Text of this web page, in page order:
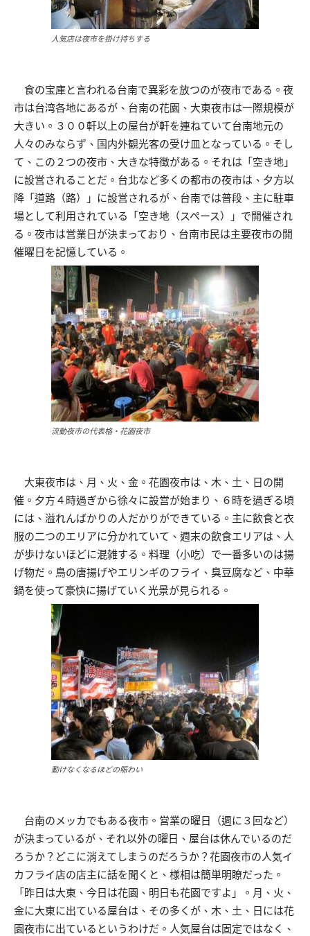
人気店は夜市を掛け持ちする
食の宝庫と言われる台南で異彩を放つのが夜市である。夜
市は台湾各地にあるが、台南の花園、大東夜市は一際規模が
大きい。３００軒以上の屋台が軒を連ねていて台南地元の
人々のみならず、国内外観光客の受け皿となっている。そし
て、この２つの夜市、大きな特徴がある。それは「空き地」
に設営されることだ。台北など多くの都市の夜市は、夕方以
降「道路（路）」に設営されるが、台南では普段、主に駐車
場として利用されている「空き地（スペース）」で開催され
る。夜市は営業日が決まっており、台南市民は主要夜市の開
催曜日を記憶している。
流動夜市の代表格・花園夜市
大東夜市は、月、火、金。花園夜市は、木、土、日の開
催。夕方４時過ぎから徐々に設営が始まり、６時を過ぎる頃
には、溢れんばかりの人だかりができている。主に飲食と衣
服の二つのエリアに分かれていて、週末の飲食エリアは、人
が歩けないほどに混雑する。料理（小吃）で一番多いのは揚
げ物だ。鳥の唐揚げやエリンギのフライ、臭豆腐など、中華
鍋を使って豪快に揚げていく光景が見られる。
動けなくなるほどの賑わい
台南のメッカでもある夜市。営業の曜日（週に３回など）
が決まっているが、それ以外の曜日、屋台は休んでいるのだ
ろうか？どこに消えてしまうのだろうか？花園夜市の人気イ
カフライ店の店主に話を聞くと、様相は簡単明瞭だった。
「昨日は大東、今日は花園、明日も花園ですよ」。月、火、
金に大東に出ている屋台は、その多くが、木、土、日には花
園夜市に出ているというわけだ。人気屋台は固定ではなく、